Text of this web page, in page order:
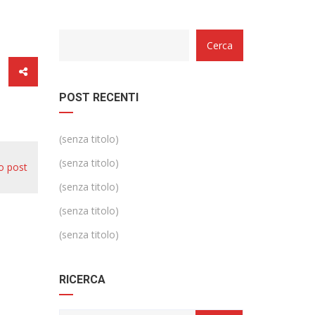
post
Cerca
POST RECENTI
(senza titolo)
(senza titolo)
(senza titolo)
(senza titolo)
(senza titolo)
RICERCA